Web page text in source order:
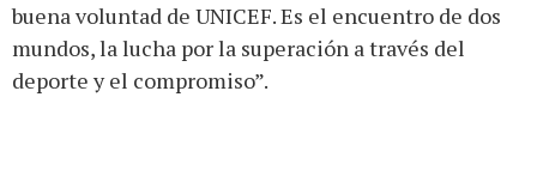
buena voluntad de UNICEF. Es el encuentro de dos
mundos, la lucha por la superación a través del
deporte y el compromiso”.